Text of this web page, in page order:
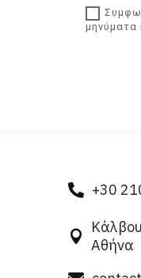
μηνύματα
 +30

Αθήνα